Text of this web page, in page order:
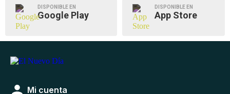
DISPONIBLE EN
Google Play
DISPONIBLE EN
App Store
Mi cuenta